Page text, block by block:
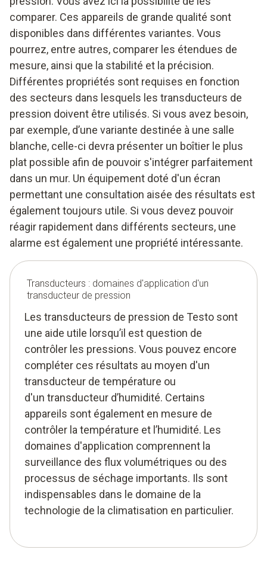
comparer. Ces appareils de grande qualité sont
disponibles dans différentes variantes. Vous
pourrez, entre autres, comparer les étendues de
mesure, ainsi que la stabilité et la précision.
Différentes propriétés sont requises en fonction
des secteurs dans lesquels les transducteurs de
pression doivent être utilisés. Si vous avez besoin,
par exemple, d’une variante destinée à une salle
blanche, celle-ci devra présenter un boîtier le plus
plat possible afin de pouvoir s'intégrer parfaitement
dans un mur. Un équipement doté d'un écran
permettant une consultation aisée des résultats est
également toujours utile. Si vous devez pouvoir
réagir rapidement dans différents secteurs, une
alarme est également une propriété intéressante.
Transducteurs : domaines d'application d'un
transducteur de pression
Les transducteurs de pression de Testo sont
une aide utile lorsqu’il est question de
contrôler les pressions. Vous pouvez encore
compléter ces résultats au moyen d'un
transducteur de température ou
d'un transducteur d’humidité. Certains
appareils sont également en mesure de
contrôler la température et l’humidité. Les
domaines d'application comprennent la
surveillance des flux volumétriques ou des
processus de séchage importants. Ils sont
indispensables dans le domaine de la
technologie de la climatisation en particulier.